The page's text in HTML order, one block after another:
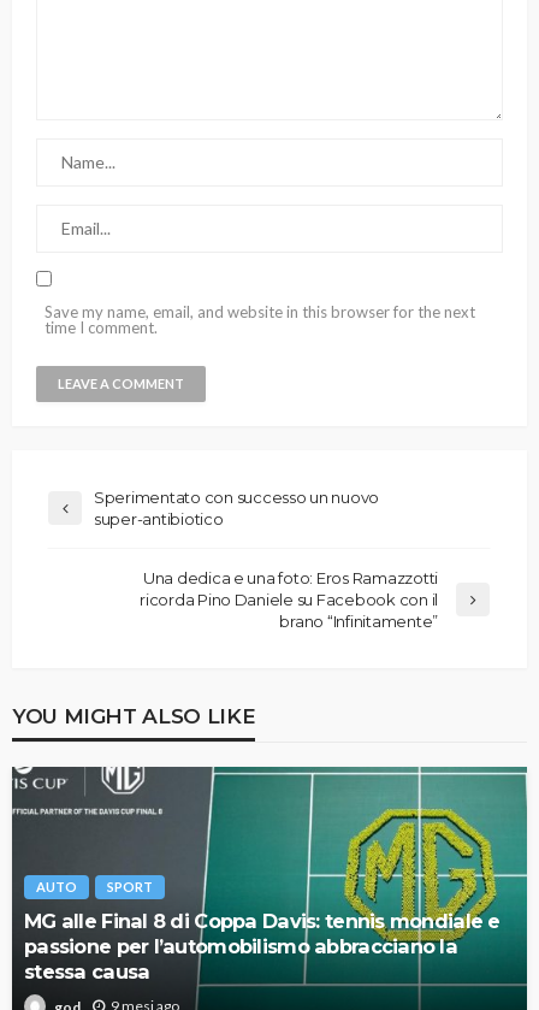
Save my name, email, and website in this browser for the next
time I comment.
Sperimentato con successo un nuovo
super-antibiotico
Una dedica e una foto: Eros Ramazzotti
ricorda Pino Daniele su Facebook con il
brano “Infinitamente”
YOU MIGHT ALSO LIKE
AUTO SPORT
MG alle Final 8 di Coppa Davis: tennis mondiale e
passione per l’automobilismo abbracciano la
stessa causa
9 mesi ago